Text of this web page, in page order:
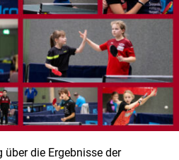
die Ergebnisse der